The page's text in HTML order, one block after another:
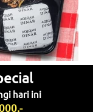
hari ini